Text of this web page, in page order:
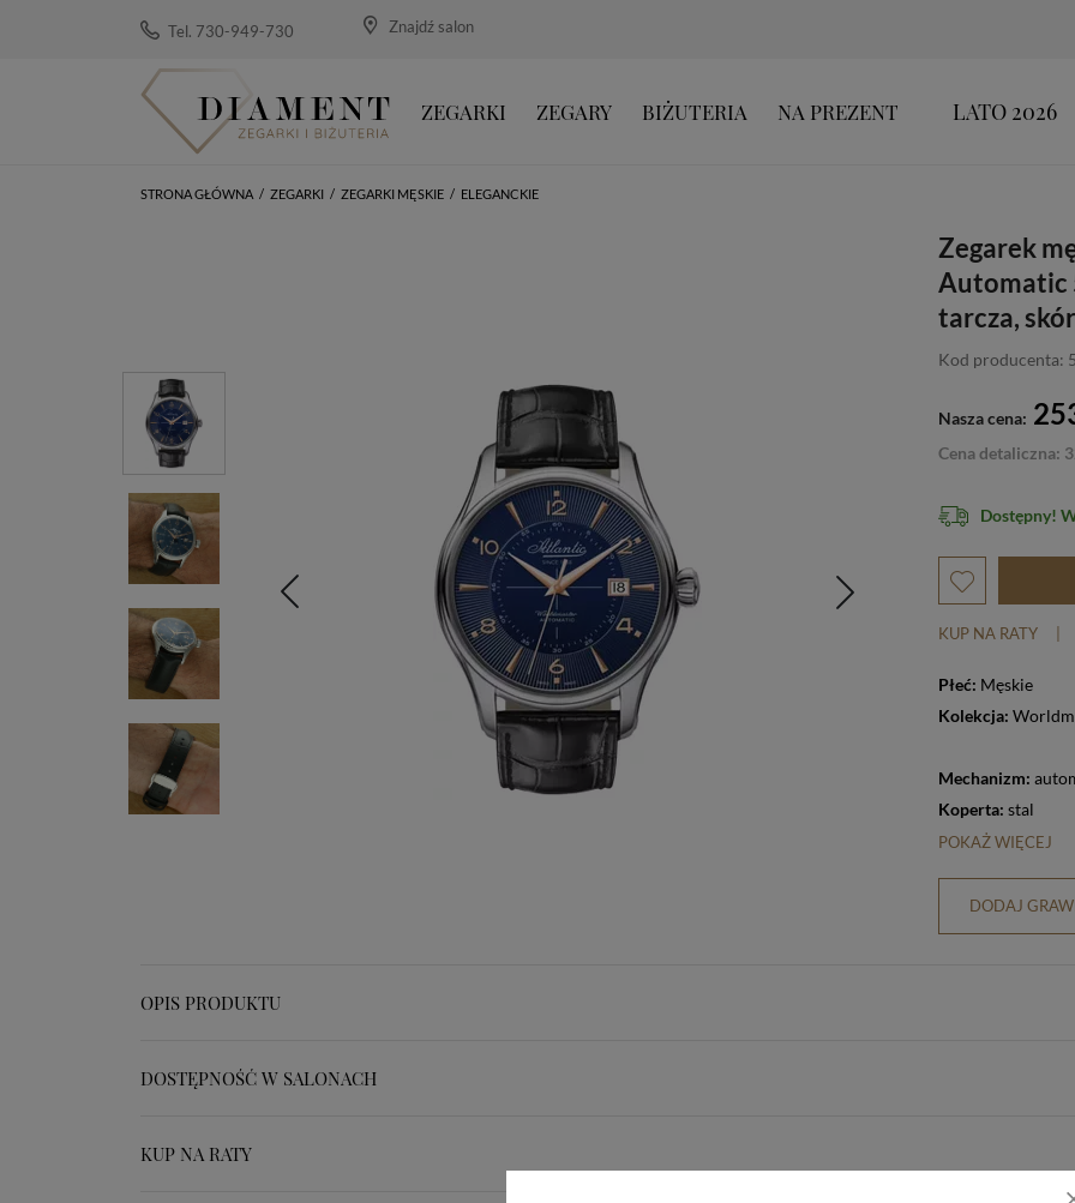
Tel. 730-949-730 Znajdź salon
ZEGARKI ZEGARY BIŻUTERIA NA PREZENT LATO 2026
STRONA GŁÓWNA / ZEGARKI / ZEGARKI MĘSKIE / ELEGANCKIE
Zegarek
Automatic
tarcza,
Kod producenta:
Nasza cena:
Cena detaliczna:
Dostępny!
KUP NA RATY
Płeć: Męskie
Kolekcja:
Mechanizm:
Koperta: stal
POKAŻ WIĘCEJ
DODAJ
OPIS PRODUKTU
DOSTĘPNOŚĆ W SALONACH
KUP NA RATY